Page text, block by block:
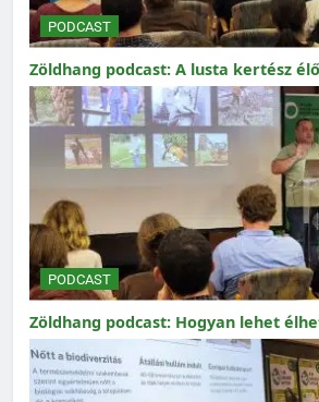
PODCAST
Zöldhang podcast: A lusta kertész
PODCAST
Zöldhang podcast: Hogyan lehet